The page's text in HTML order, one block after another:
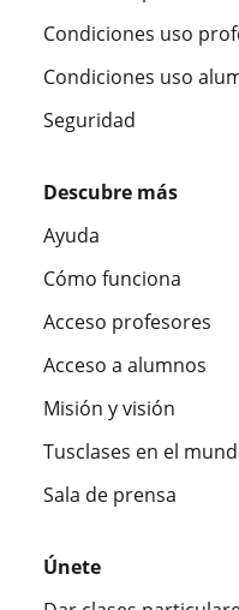
Condiciones uso
Condiciones uso
Seguridad
Descubre más
Ayuda
Cómo funciona
Acceso profesores
Acceso a alumnos
Misión y visión
Tusclases en el
Sala de prensa
Únete